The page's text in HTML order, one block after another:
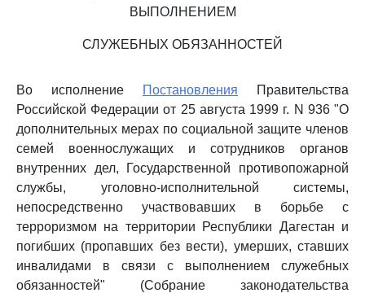
ВЫПОЛНЕНИЕМ
СЛУЖЕБНЫХ ОБЯЗАННОСТЕЙ
Во исполнение Постановления Правительства
Российской Федерации от 25 августа 1999 г. N 936 "О
дополнительных мерах по социальной защите членов
семей военнослужащих и сотрудников органов
внутренних дел, Государственной противопожарной
службы, уголовно-исполнительной системы,
непосредственно участвовавших в борьбе с
терроризмом на территории Республики Дагестан и
погибших (пропавших без вести), умерших, ставших
инвалидами в связи с выполнением служебных
обязанностей" (Собрание законодательства